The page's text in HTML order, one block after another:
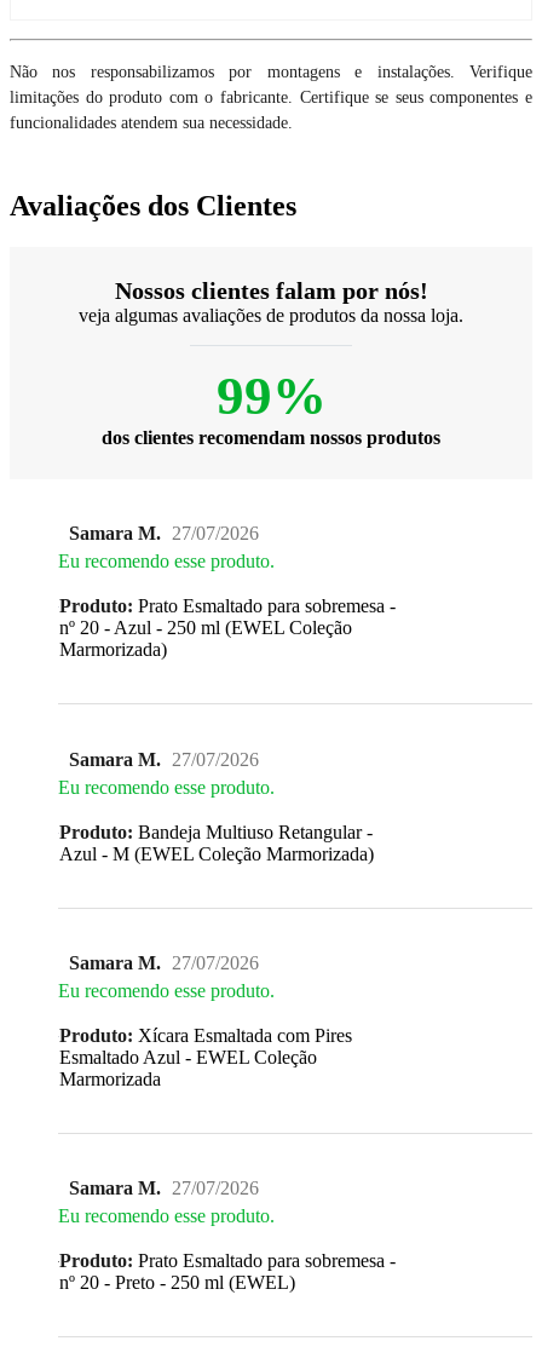
Não nos responsabilizamos por montagens e instalações. Verifique
limitações do produto com o fabricante. Certifique se seus componentes e
funcionalidades atendem sua necessidade.
Avaliações dos Clientes
Nossos clientes falam por nós!
veja algumas avaliações de produtos da nossa loja.
99%
dos clientes recomendam nossos produtos
Samara M. 27/07/2026
Eu recomendo esse produto.
Produto: Prato Esmaltado para sobremesa -
nº 20 - Azul - 250 ml (EWEL Coleção
Marmorizada)
Samara M. 27/07/2026
Eu recomendo esse produto.
Produto: Bandeja Multiuso Retangular -
Azul - M (EWEL Coleção Marmorizada)
Samara M. 27/07/2026
Eu recomendo esse produto.
Produto: Xícara Esmaltada com Pires
Esmaltado Azul - EWEL Coleção
Marmorizada
Samara M. 27/07/2026
Eu recomendo esse produto.
Produto: Prato Esmaltado para sobremesa -
nº 20 - Preto - 250 ml (EWEL)